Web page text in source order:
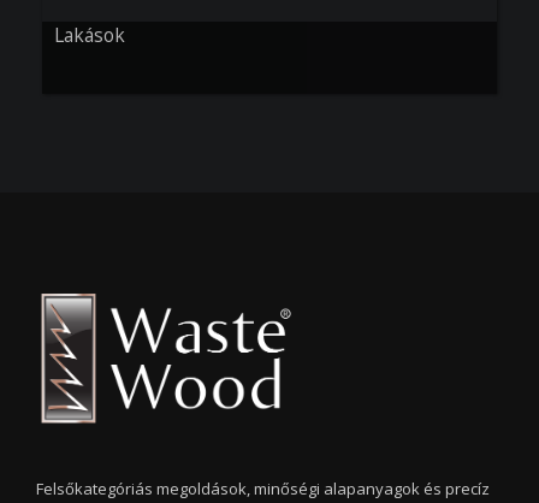
Lakások
Felsőkategóriás megoldások, minőségi alapanyagok és precíz